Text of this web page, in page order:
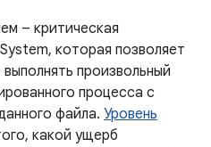
– критическая
которая позволяет
произвольный
процесса с
файла. Уровень
какой ущерб